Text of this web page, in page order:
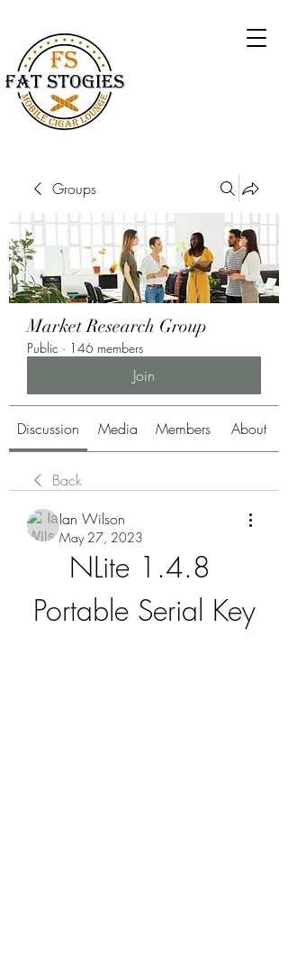
Groups
Market Research Group
Public · 146 members
Join
Discussion Media Members About
Back
Ian Wilson
May 27, 2023
NLite 1.4.8
Portable Serial Key